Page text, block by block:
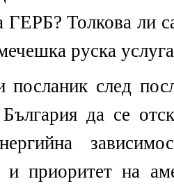
ГЕРБ? Толкова ли
руска
посланик след
да се
приоритет на